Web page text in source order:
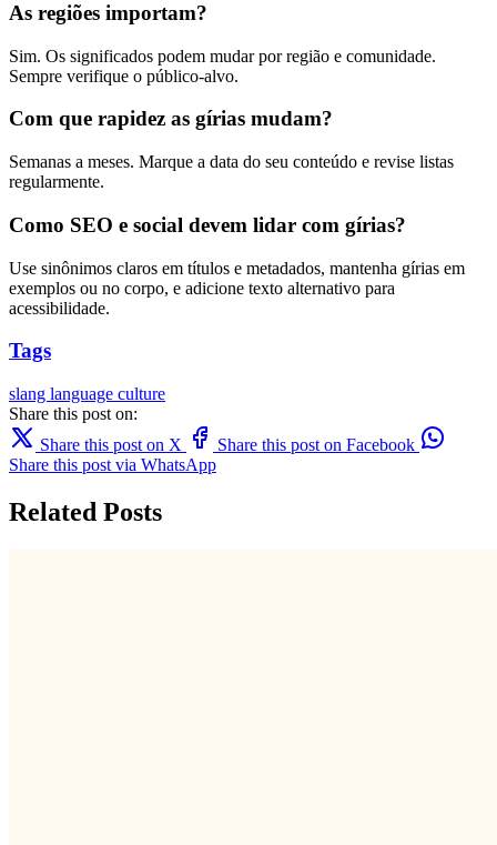
As regiões importam?
Sim. Os significados podem mudar por região e comunidade.
Sempre verifique o público-alvo.
Com que rapidez as gírias mudam?
Semanas a meses. Marque a data do seu conteúdo e revise listas
regularmente.
Como SEO e social devem lidar com gírias?
Use sinônimos claros em títulos e metadados, mantenha gírias em
exemplos ou no corpo, e adicione texto alternativo para
acessibilidade.
Tags
slang language culture
Share this post on:
Share this post on X
Share this post on Facebook
Share this post via WhatsApp
Related Posts